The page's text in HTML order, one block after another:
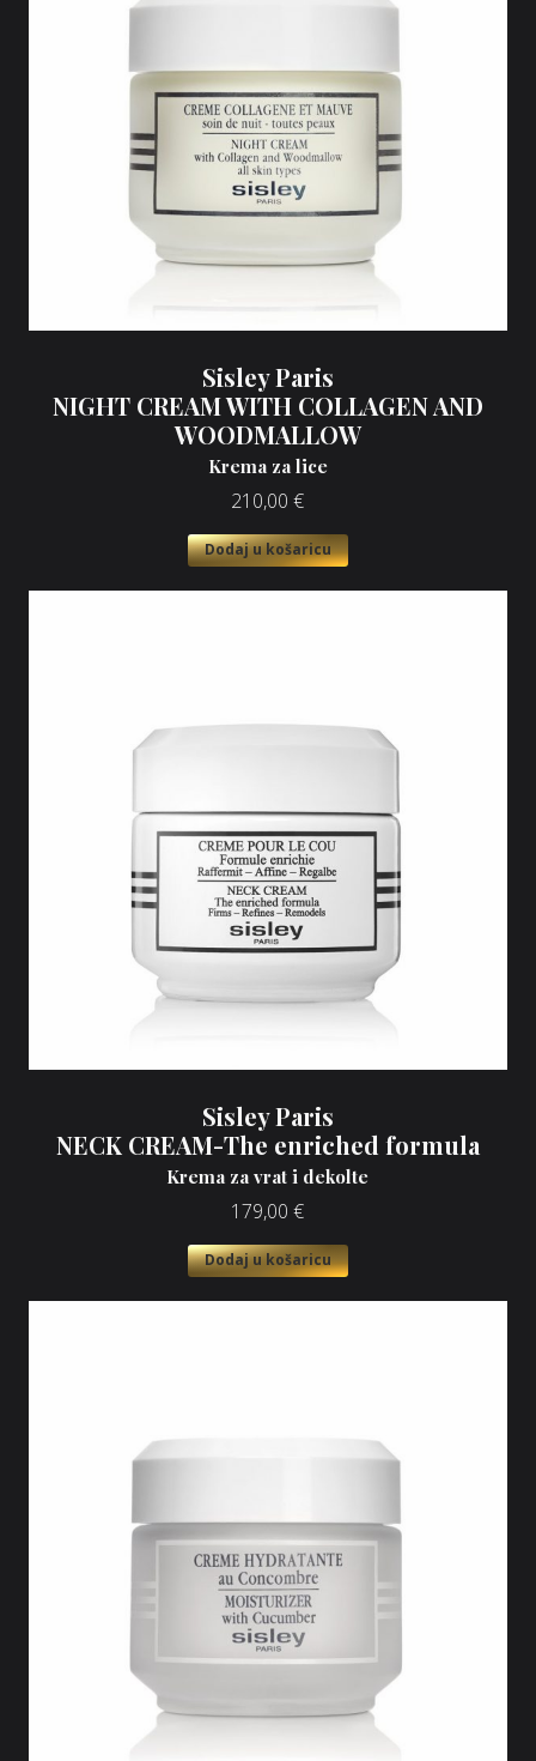
Sisley Paris
NIGHT CREAM WITH COLLAGEN AND
WOODMALLOW
Krema za lice
210,00 €
Dodaj u košaricu
Sisley Paris
NECK CREAM-The enriched formula
Krema za vrat i dekolte
179,00 €
Dodaj u košaricu